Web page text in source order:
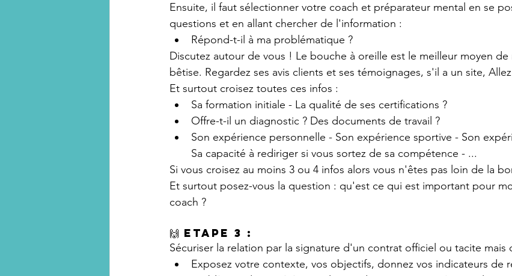
Ensuite, il faut sélectionner votre coach et préparateur mental en se
questions et en allant chercher de l'information :
Répond-t-il à ma problématique ?
Discutez autour de vous ! Le bouche à oreille est le meilleur moyen de
bêtise. Regardez ses avis clients et ses témoignages, s'il a un site,
Et surtout croisez toutes ces infos :
Sa formation initiale - La qualité de ses certifications ?
Offre-t-il un diagnostic ? Des documents de travail ?
Son expérience personnelle - Son expérience sportive - Son
Sa capacité à rediriger si vous sortez de sa compétence - ...
Si vous croisez au moins 3 ou 4 infos alors vous n'êtes pas loin de la
Et surtout posez-vous la question : qu'est ce qui est important pour
coach ?
🙌 Etape 3 :
Sécuriser la relation par la signature d'un contrat officiel ou tacite mais
Exposez votre contexte, vos objectifs, donnez vos indicateurs de